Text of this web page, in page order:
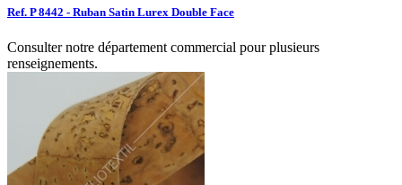
Ref. P 8442 - Ruban Satin Lurex Double Face
Consulter notre département commercial pour plusieurs
renseignements.